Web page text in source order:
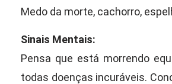
Medo da morte, cachorro,
Sinais Mentais:
Pensa que está morrendo
todas doenças incuráveis.